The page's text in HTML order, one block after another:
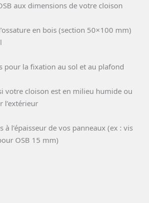
aux dimensions de votre cloison
en bois (section 50×100 mm)
pour la fixation au sol et au plafond
votre cloison est en milieu humide ou
l’extérieur
à l’épaisseur de vos panneaux (ex : vis
OSB 15 mm)